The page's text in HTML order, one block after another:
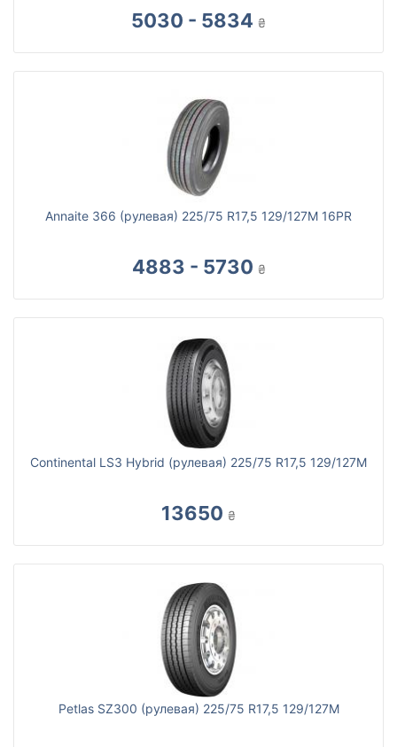
5030 - 5834 ₴
Annaite 366 (рулевая) 225/75 R17,5 129/127M 16PR
4883 - 5730 ₴
Continental LS3 Hybrid (рулевая) 225/75 R17,5 129/127M
13650 ₴
Petlas SZ300 (рулевая) 225/75 R17,5 129/127M